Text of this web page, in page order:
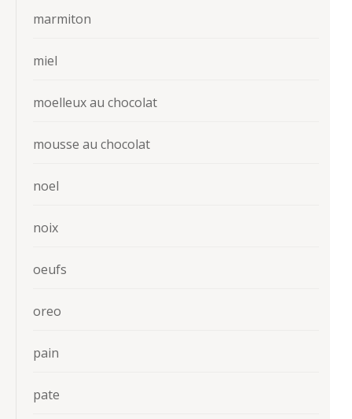
marmiton
miel
moelleux au chocolat
mousse au chocolat
noel
noix
oeufs
oreo
pain
pate